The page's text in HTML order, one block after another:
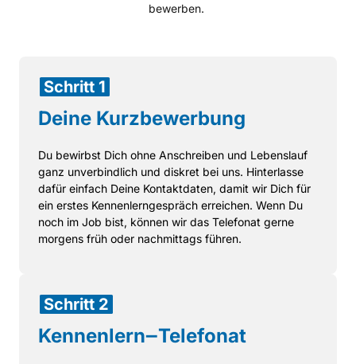
bewerben.
Schritt 1
Deine Kurzbewerbung
Du bewirbst Dich ohne Anschreiben und
ganz unverbindlich und diskret bei uns.
dafür einfach Deine Kontaktdaten, damit wir Dich
ein erstes Kennenlerngespräch erreichen. Wenn
noch im Job bist, können wir das Telefonat
morgens früh oder nachmittags führen.
Schritt 2
Kennenlern‒Telefonat